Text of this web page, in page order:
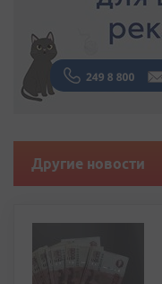
Другие новости